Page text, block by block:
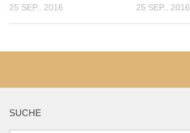
25 SEP., 2016 25 SEP., 2016
SUCHE